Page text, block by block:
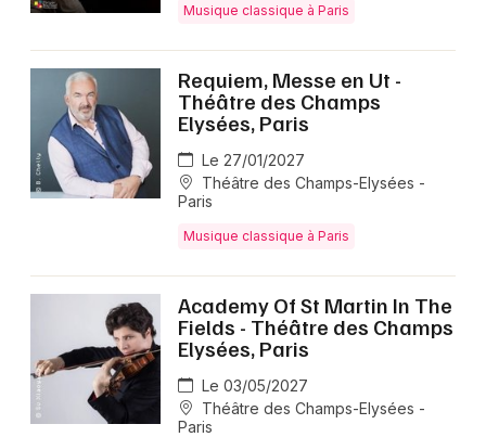
Musique classique à Paris
Requiem, Messe en Ut -
Théâtre des Champs
Elysées, Paris
Le 27/01/2027
Théâtre des Champs-Elysées -
Paris
Musique classique à Paris
Academy Of St Martin In The
Fields - Théâtre des Champs
Elysées, Paris
Le 03/05/2027
Théâtre des Champs-Elysées -
Paris